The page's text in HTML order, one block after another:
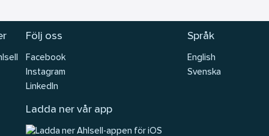
Följ oss
Facebook
Instagram
LinkedIn
Ladda ner vår app
Språk
English
Svenska